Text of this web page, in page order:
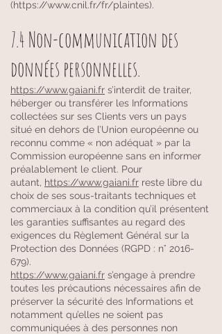
(https://www.cnil.fr/fr/plaintes).
7.4 Non-communication des
données personnelles.
https://www.gaiani.fr s’interdit de traiter,
héberger ou transférer les Informations
collectées sur ses Clients vers un pays
situé en dehors de l’Union européenne ou
reconnu comme « non adéquat » par la
Commission européenne sans en informer
préalablement le client. Pour
autant, https://www.gaiani.fr reste libre du
choix de ses sous-traitants techniques et
commerciaux à la condition qu’il présentent
les garanties suffisantes au regard des
exigences du Règlement Général sur la
Protection des Données (RGPD : n° 2016-
679).
https://www.gaiani.fr s’engage à prendre
toutes les précautions nécessaires afin de
préserver la sécurité des Informations et
notamment qu’elles ne soient pas
communiquées à des personnes non